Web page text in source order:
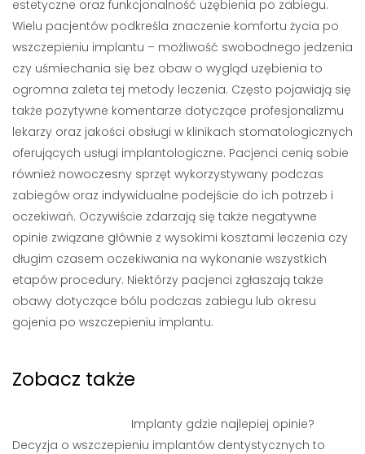
estetyczne oraz funkcjonalność uzębienia po zabiegu.
Wielu pacjentów podkreśla znaczenie komfortu życia po
wszczepieniu implantu – możliwość swobodnego jedzenia
czy uśmiechania się bez obaw o wygląd uzębienia to
ogromna zaleta tej metody leczenia. Często pojawiają się
także pozytywne komentarze dotyczące profesjonalizmu
lekarzy oraz jakości obsługi w klinikach stomatologicznych
oferujących usługi implantologiczne. Pacjenci cenią sobie
również nowoczesny sprzęt wykorzystywany podczas
zabiegów oraz indywidualne podejście do ich potrzeb i
oczekiwań. Oczywiście zdarzają się także negatywne
opinie związane głównie z wysokimi kosztami leczenia czy
długim czasem oczekiwania na wykonanie wszystkich
etapów procedury. Niektórzy pacjenci zgłaszają także
obawy dotyczące bólu podczas zabiegu lub okresu
gojenia po wszczepieniu implantu.
Zobacz także
Implanty gdzie najlepiej opinie?
Decyzja o wszczepieniu implantów dentystycznych to